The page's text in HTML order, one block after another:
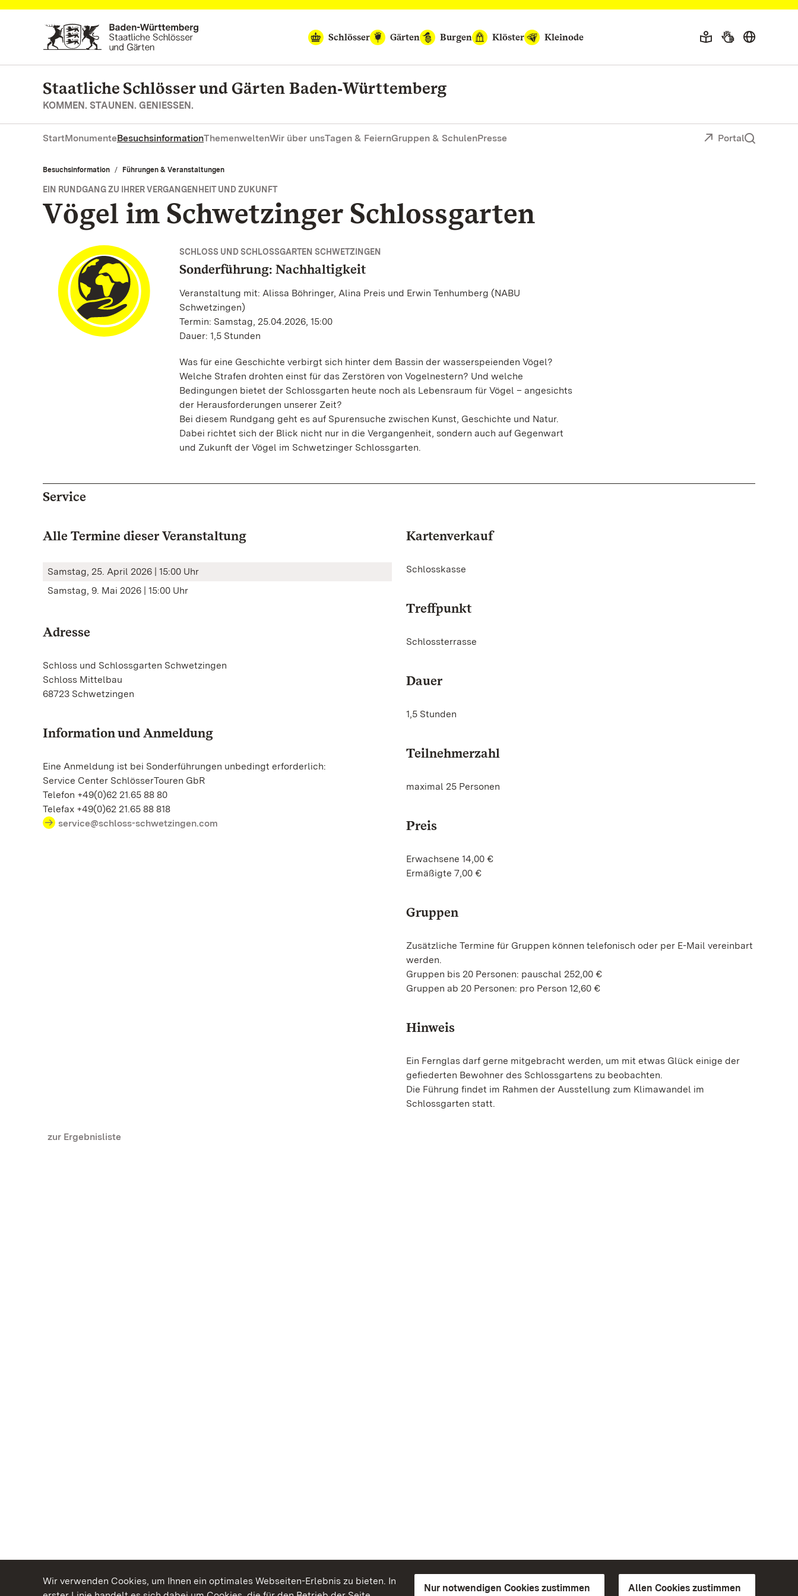
Wir verwenden Cookies, um Ihnen ein optimales Webseiten-Erlebnis zu bieten. In
Nur notwendigen Cookies zustimmen Allen Cookies zustimmen
Zum Hauptinhalt springen
Schlösser
Gärten Burgen Klöster Kleinode
Staatliche Schlösser und Gärten Baden‑Württemberg
KOMMEN. STAUNEN. GENIESSEN.
StartMonumenteBesuchsinformationThemenweltenWir über unsTagen & FeiernGruppen & SchulenPresse Portal
Besuchsinformation Führungen & Veranstaltungen
EIN RUNDGANG ZU IHRER VERGANGENHEIT UND ZUKUNFT
Vögel im Schwetzinger Schlossgarten
SCHLOSS UND SCHLOSSGARTEN SCHWETZINGEN
Sonderführung: Nachhaltigkeit
Veranstaltung mit: Alissa Böhringer, Alina Preis und Erwin Tenhumberg (NABU
Schwetzingen)
Termin: Samstag, 25.04.2026, 15:00
Dauer: 1,5 Stunden
Was für eine Geschichte verbirgt sich hinter dem Bassin der wasserspeienden Vögel?
Welche Strafen drohten einst für das Zerstören von Vogelnestern? Und welche
Bedingungen bietet der Schlossgarten heute noch als Lebensraum für Vögel – angesichts
der Herausforderungen unserer Zeit?
Bei diesem Rundgang geht es auf Spurensuche zwischen Kunst, Geschichte und Natur.
Dabei richtet sich der Blick nicht nur in die Vergangenheit, sondern auch auf Gegenwart
und Zukunft der Vögel im Schwetzinger Schlossgarten.
Service
Alle Termine dieser Veranstaltung
Samstag, 25. April 2026 | 15:00 Uhr
Samstag, 9. Mai 2026 | 15:00 Uhr
Adresse
Schloss und Schlossgarten Schwetzingen
Schloss Mittelbau
68723 Schwetzingen
Information und Anmeldung
Eine Anmeldung ist bei Sonderführungen unbedingt erforderlich:
Service Center SchlösserTouren GbR
Telefon +49(0)62 21.65 88 80
Telefax +49(0)62 21.65 88 818
service@schloss-schwetzingen.com
Kartenverkauf
Schlosskasse
Treffpunkt
Schlossterrasse
Dauer
1,5 Stunden
Teilnehmerzahl
maximal 25 Personen
Preis
Erwachsene 14,00 €
Ermäßigte 7,00 €
Gruppen
Zusätzliche Termine für Gruppen können telefonisch oder per E-Mail vereinbart
werden.
Gruppen bis 20 Personen: pauschal 252,00 €
Gruppen ab 20 Personen: pro Person 12,60 €
Hinweis
Ein Fernglas darf gerne mitgebracht werden, um mit etwas Glück einige der
gefiederten Bewohner des Schlossgartens zu beobachten.
Die Führung findet im Rahmen der Ausstellung zum Klimawandel im
Schlossgarten statt.
zur Ergebnisliste